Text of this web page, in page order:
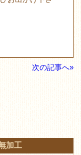
次の記事へ»
工